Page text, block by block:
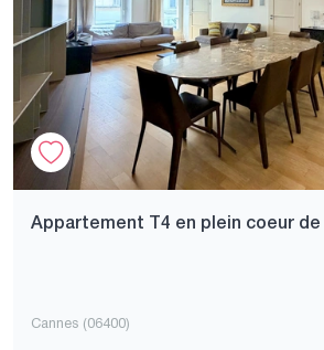
Appartement T4 en plein coeur de
Cannes (06400)